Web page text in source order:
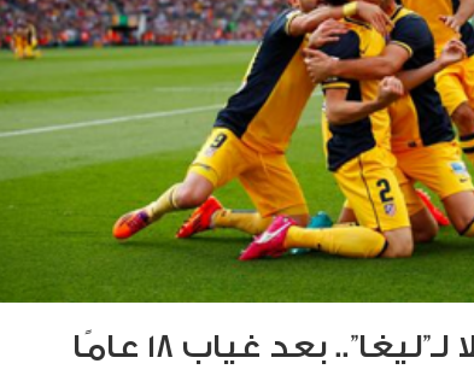
بعد غياب 18 عامًا